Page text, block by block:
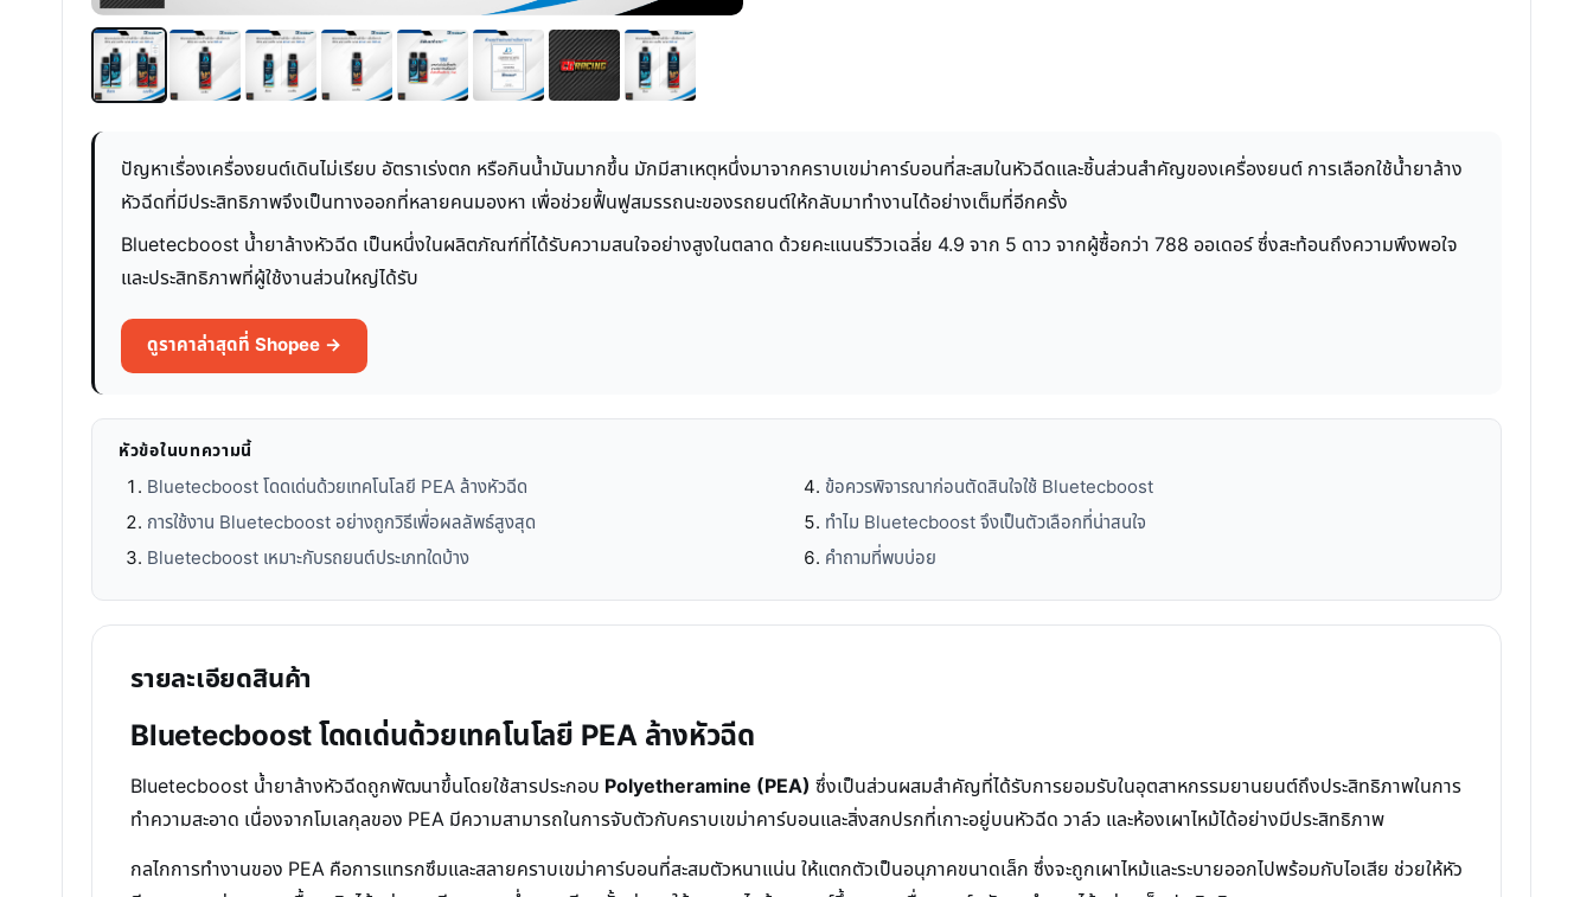
ปัญหาเรื่องเครื่องยนต์เดินไม่เรียบ อัตราเร่งตก หรือกินน้ำมันมากขึ้น มักมีสาเหตุหนึ่งมาจากคราบเขม่าคาร์บอนที่สะสมในหัวฉีดและชิ้นส่วนสำคัญของเครื่องยนต์ การเลือกใช้น้ำยาล้าง
หัวฉีดที่มีประสิทธิภาพจึงเป็นทางออกที่หลายคนมองหา เพื่อช่วยฟื้นฟูสมรรถนะของรถยนต์ให้กลับมาทำงานได้อย่างเต็มที่อีกครั้ง
Bluetecboost น้ำยาล้างหัวฉีด เป็นหนึ่งในผลิตภัณฑ์ที่ได้รับความสนใจอย่างสูงในตลาด ด้วยคะแนนรีวิวเฉลี่ย 4.9 จาก 5 ดาว จากผู้ซื้อกว่า 788 ออเดอร์ ซึ่งสะท้อนถึงความพึงพอใจ
และประสิทธิภาพที่ผู้ใช้งานส่วนใหญ่ได้รับ
ดูราคาล่าสุดที่ Shopee →
หัวข้อในบทความนี้
Bluetecboost โดดเด่นด้วยเทคโนโลยี PEA ล้างหัวฉีด
การใช้งาน Bluetecboost อย่างถูกวิธีเพื่อผลลัพธ์สูงสุด
Bluetecboost เหมาะกับรถยนต์ประเภทใดบ้าง
ข้อควรพิจารณาก่อนตัดสินใจใช้ Bluetecboost
ทำไม Bluetecboost จึงเป็นตัวเลือกที่น่าสนใจ
คำถามที่พบบ่อย
รายละเอียดสินค้า
Bluetecboost โดดเด่นด้วยเทคโนโลยี PEA ล้างหัวฉีด
Bluetecboost น้ำยาล้างหัวฉีดถูกพัฒนาขึ้นโดยใช้สารประกอบ Polyetheramine (PEA) ซึ่งเป็นส่วนผสมสำคัญที่ได้รับการยอมรับในอุตสาหกรรมยานยนต์ถึงประสิทธิภาพในการ
ทำความสะอาด เนื่องจากโมเลกุลของ PEA มีความสามารถในการจับตัวกับคราบเขม่าคาร์บอนและสิ่งสกปรกที่เกาะอยู่บนหัวฉีด วาล์ว และห้องเผาไหม้ได้อย่างมีประสิทธิภาพ
กลไกการทำงานของ PEA คือการแทรกซึมและสลายคราบเขม่าคาร์บอนที่สะสมตัวหนาแน่น ให้แตกตัวเป็นอนุภาคขนาดเล็ก ซึ่งจะถูกเผาไหม้และระบายออกไปพร้อมกับไอเสีย ช่วยให้หัว